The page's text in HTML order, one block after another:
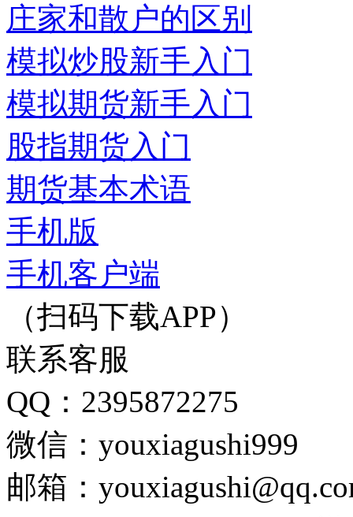
庄家和散户的区别
模拟炒股新手入门
模拟期货新手入门
股指期货入门
期货基本术语
手机版
手机客户端
（扫码下载APP）
联系客服
QQ：2395872275
微信：youxiagushi999
邮箱：